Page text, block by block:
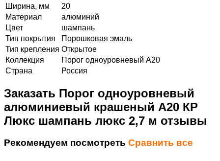
Ширина, мм
20
Материал
алюминий
Цвет
шампань
Тип покрытия
Порошковая эмаль
Тип крепления Открытое
Коллекция
Порог одноуровневый А20
Страна
Россия
Заказать Порог одноуровневый
алюминиевый крашеный А20 КР
Люкс шампань люкс 2,7 м отзывы
Рекомендуем посмотреть Сравнить все